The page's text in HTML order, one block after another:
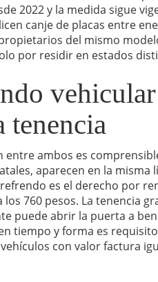
2022 y la medida sigue
canje de placas entre
del mismo
por residir en estados
tenencia
entre ambos es
aparecen en la misma
es el derecho por
los 760 pesos. La tenencia
puede abrir la puerta a
tiempo y forma es
con valor factura